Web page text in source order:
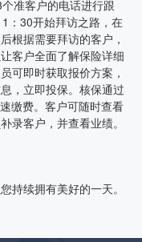
准客户的电话进行跟
：30开始拜访之路，在
根据需要拜访的客户，
客户全面了解保险详细
可即时获取报价方案，
，立即投保。核保通过
缴费。客户可随时查看
录客户，并查看业绩。
续拥有美好的一天。